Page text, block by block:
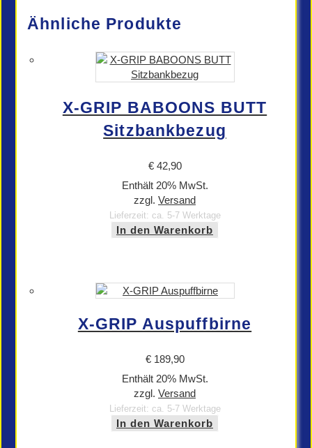
Ähnliche Produkte
X-GRIP BABOONS BUTT
Sitzbankbezug
€42,90
Enthält 20% MwSt.
zzgl. Versand
Lieferzeit: ca. 5-7 Werktage
In den Warenkorb
X-GRIP Auspuffbirne
€189,90
Enthält 20% MwSt.
zzgl. Versand
Lieferzeit: ca. 5-7 Werktage
In den Warenkorb